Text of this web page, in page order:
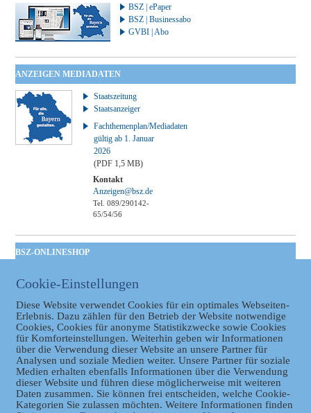
BSZ | ePaper
BSZ | Businessabo
GVBI | Abo
ANZEIGEN MEDIADATEN
Staatszeitung
Staatsanzeiger
Fachthemenplan/Mediadaten
gültig ab 1. Januar
2026
(PDF 1,5 MB)
Kontakt
Anzeigen@bsz.de
Tel. 089/290142-
65/54/56
BSZ-ONLINESHOP
Taschenbuch
GVBl | Einbanddecke
Datenschutz
Cookie-Einstellungen
Diese Website verwendet Cookies für ein optimales Webseiten-
Erlebnis. Dazu zählen für den Betrieb der Website notwendige
Cookies, Cookies für anonyme Statistikzwecke sowie Cookies
für Komforteinstellungen. Weiterhin geben wir Informationen
über die Verwendung dieser Website an unsere Partner für
Analysen und soziale Medien weiter. Unsere Partner für soziale
Medien erhalten ebenfalls Informationen über die Verwendung
dieser Website und führen diese möglicherweise mit weiteren
Daten zusammen. Sie können frei entscheiden, welche Cookie-
Kategorien Sie zulassen möchten. Weitere Informationen finden